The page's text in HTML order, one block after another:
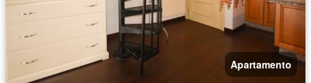
Apartamento